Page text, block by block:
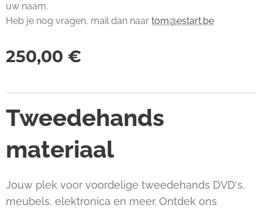
uw naam.
Heb je nog vragen, mail dan naar tom@estart.be
250,00 €
Tweedehands
materiaal
Jouw plek voor voordelige tweedehands DVD's,
meubels, elektronica en meer. Ontdek ons